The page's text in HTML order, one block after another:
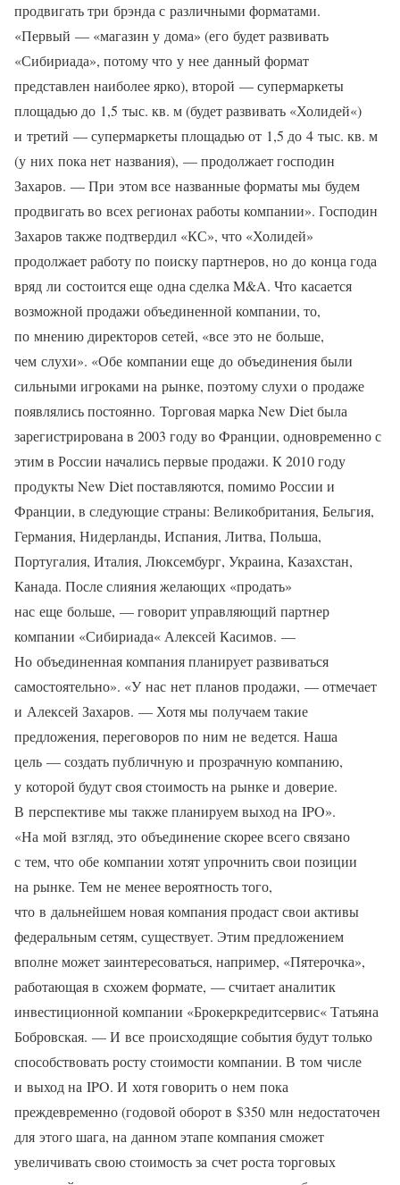
продвигать три брэнда с различными форматами.
«Первый — «магазин у дома» (его будет развивать
«Сибириада», потому что у нее данный формат
представлен наиболее ярко), второй — супермаркеты
площадью до 1,5 тыс. кв. м (будет развивать «Холидей«)
и третий — супермаркеты площадью от 1,5 до 4 тыс. кв. м
(у них пока нет названия), — продолжает господин
Захаров. — При этом все названные форматы мы будем
продвигать во всех регионах работы компании». Господин
Захаров также подтвердил «КС», что «Холидей»
продолжает работу по поиску партнеров, но до конца года
вряд ли состоится еще одна сделка M&A. Что касается
возможной продажи объединенной компании, то,
по мнению директоров сетей, «все это не больше,
чем слухи». «Обе компании еще до объединения были
сильными игроками на рынке, поэтому слухи о продаже
появлялись постоянно. Торговая марка New Diet была
зарегистрирована в 2003 году во Франции, одновременно с
этим в России начались первые продажи. К 2010 году
продукты New Diet поставляются, помимо России и
Франции, в следующие страны: Великобритания, Бельгия,
Германия, Нидерланды, Испания, Литва, Польша,
Португалия, Италия, Люксембург, Украина, Казахстан,
Канада. После слияния желающих «продать»
нас еще больше, — говорит управляющий партнер
компании «Сибириада« Алексей Касимов. —
Но объединенная компания планирует развиваться
самостоятельно». «У нас нет планов продажи, — отмечает
и Алексей Захаров. — Хотя мы получаем такие
предложения, переговоров по ним не ведется. Наша
цель — создать публичную и прозрачную компанию,
у которой будут своя стоимость на рынке и доверие.
В перспективе мы также планируем выход на IPO».
«На мой взгляд, это объединение скорее всего связано
с тем, что обе компании хотят упрочнить свои позиции
на рынке. Тем не менее вероятность того,
что в дальнейшем новая компания продаст свои активы
федеральным сетям, существует. Этим предложением
вполне может заинтересоваться, например, «Пятерочка»,
работающая в схожем формате, — считает аналитик
инвестиционной компании «Брокеркредитсервис« Татьяна
Бобровская. — И все происходящие события будут только
способствовать росту стоимости компании. В том числе
и выход на IPO. И хотя говорить о нем пока
преждевременно (годовой оборот в $350 млн недостаточен
для этого шага, на данном этапе компания сможет
увеличивать свою стоимость за счет роста торговых